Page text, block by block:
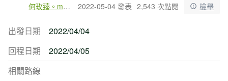
何玫臻。megan沒根 2022-05-04 發表 2,543 次點閱 檢舉
出發日期
2022/04/04
回程日期
2022/04/05
相關路線